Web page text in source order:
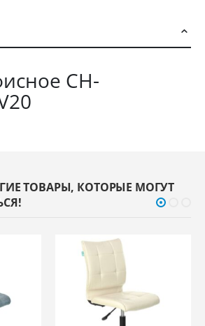
CH-
ТОВАРЫ, КОТОРЫЕ МОГУТ